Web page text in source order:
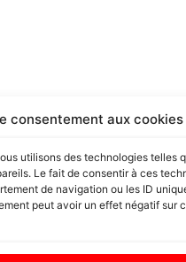
consentement aux cookies
utilisons des technologies telles
Le fait de consentir à ces
de navigation ou les ID
peut avoir un effet négatif sur